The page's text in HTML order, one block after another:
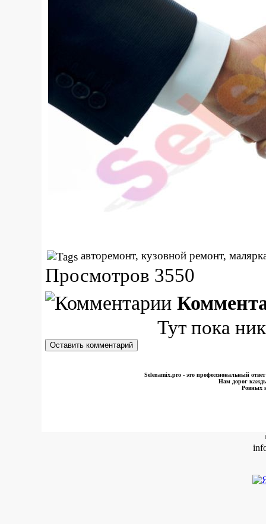
авторемонт, кузовной ремонт,
Просмотров 3550
Тут пока
Selenamix.pro - это профессиональный
Нам дорог
Ровных